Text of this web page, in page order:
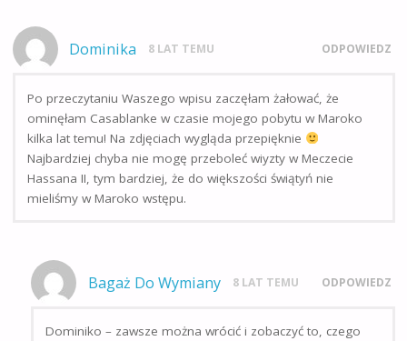
Dominika 8 LAT TEMU ODPOWIEDZ
Po przeczytaniu Waszego wpisu zaczęłam żałować, że
ominęłam Casablanke w czasie mojego pobytu w Maroko
kilka lat temu! Na zdjęciach wygląda przepięknie
Najbardziej chyba nie mogę przeboleć wiyzty w Meczecie
Hassana II, tym bardziej, że do większości świątyń nie
mieliśmy w Maroko wstępu.
Bagaż Do Wymiany 8 LAT TEMU ODPOWIEDZ
Dominiko – zawsze można wrócić i zobaczyć to, czego